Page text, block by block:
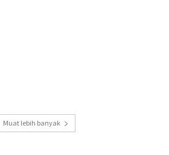
Muat lebih banyak